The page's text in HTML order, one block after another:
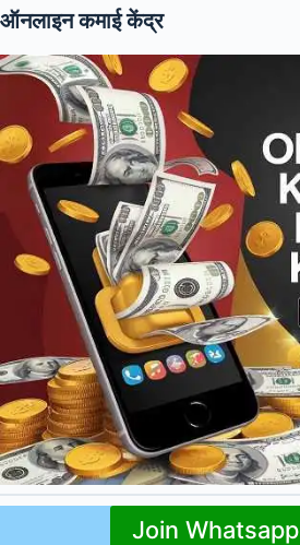
ऑनलाइन कमाई केंद्र
Join Whatsapp